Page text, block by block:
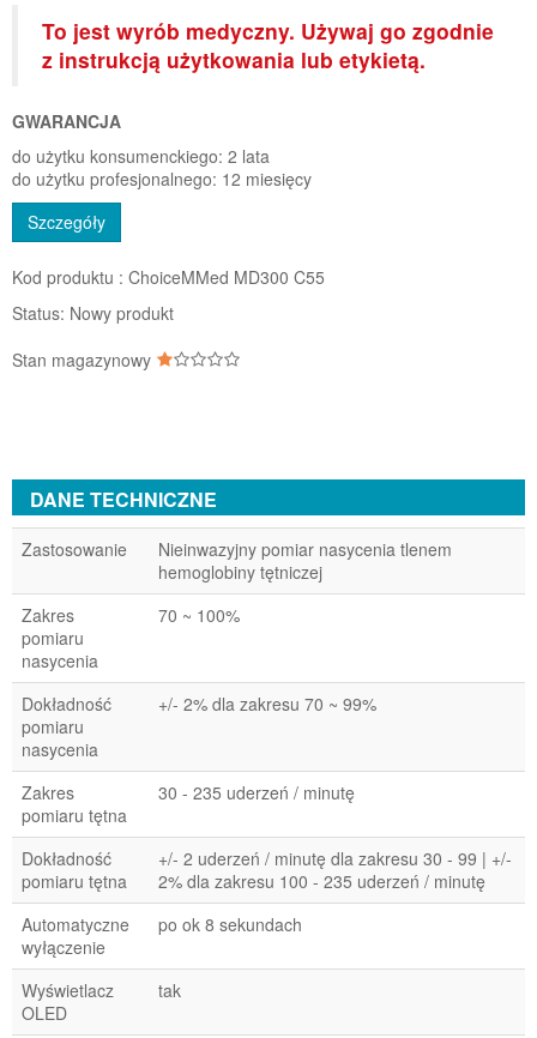
To jest wyrób medyczny. Używaj go zgodnie
z instrukcją użytkowania lub etykietą.
GWARANCJA
do użytku konsumenckiego: 2 lata
do użytku profesjonalnego: 12 miesięcy
Szczegóły
Kod produktu : ChoiceMMed MD300 C55
Status: Nowy produkt
Stan magazynowy
DANE TECHNICZNE
Zastosowanie
Nieinwazyjny pomiar nasycenia tlenem
hemoglobiny tętniczej
Zakres
pomiaru
nasycenia
70 ~ 100%
Dokładność
pomiaru
nasycenia
+/- 2% dla zakresu 70 ~ 99%
Zakres
pomiaru tętna
30 - 235 uderzeń / minutę
Dokładność
pomiaru tętna
+/- 2 uderzeń / minutę dla zakresu 30 - 99 | +/-
2% dla zakresu 100 - 235 uderzeń / minutę
Automatyczne
wyłączenie
po ok 8 sekundach
Wyświetlacz
OLED
tak